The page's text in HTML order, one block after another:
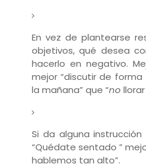
En vez de plantearse
objetivos, qué desea
hacerlo en negativo.
mejor “discutir de
la mañana” que “no
Si da alguna
“Quédate sentado ”
hablemos tan alto”.